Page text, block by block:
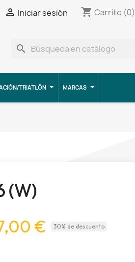
 Iniciar sesión shopping_cart Carrito (0)
search
TRIATLÓN MARCAS
(W)
€ 30% de descuento